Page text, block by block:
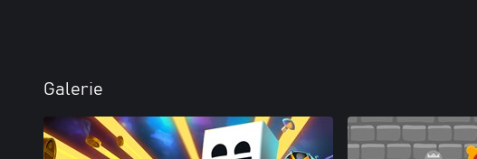
Galerie